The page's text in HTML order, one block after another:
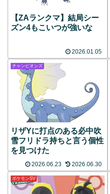
【ZAランクマ】結局シー
ズン4もこいつが強いな
2026.01.05
チャンピオンズ
リザYに打点のある必中吹
雪フリドラ持ちと言う個性
を見つけた
2026.06.23 2026.06.30
ポケモンSV